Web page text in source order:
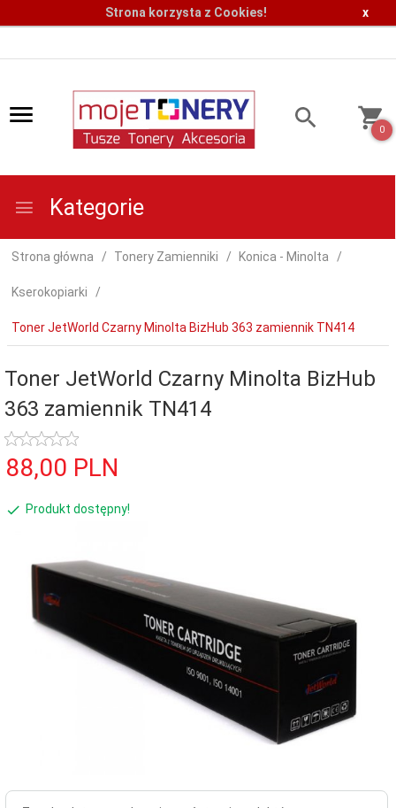
Strona korzysta z Cookies! x
0
Kategorie
Strona główna Tonery Zamienniki Konica - Minolta
Kserokopiarki
Toner JetWorld Czarny Minolta BizHub 363 zamiennik TN414
Toner JetWorld Czarny Minolta BizHub
363 zamiennik TN414
88,00 PLN
Produkt dostępny!